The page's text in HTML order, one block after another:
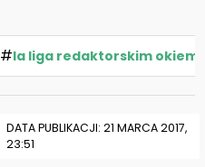
#la liga redaktorskim okiem
DATA PUBLIKACJI: 21 MARCA 2017,
23:51